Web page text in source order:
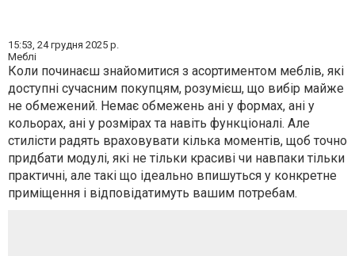
15:53, 24 грудня 2025 р.
Меблі
Коли починаєш знайомитися з асортиментом меблів, які
доступні сучасним покупцям, розумієш, що вибір майже
не обмежений. Немає обмежень ані у формах, ані у
кольорах, ані у розмірах та навіть функціоналі. Але
стилісти радять враховувати кілька моментів, щоб точно
придбати модулі, які не тільки красиві чи навпаки тільки
практичні, але такі що ідеально впишуться у конкретне
приміщення і відповідатимуть вашим потребам.